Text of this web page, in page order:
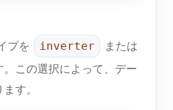
プを inverter または
。この選択によって、デー
す。